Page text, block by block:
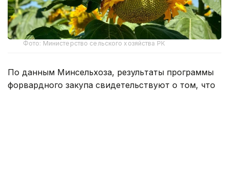
Фото: Министерство сельского хозяйства РК
По данным Минсельхоза, результаты программы
форвардного закупа свидетельствуют о том, что